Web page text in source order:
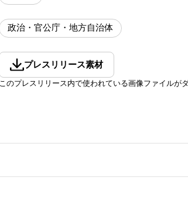
政治・官公庁・地方自治体
プレスリリース素材
このプレスリリース内で使われている画像ファイルが